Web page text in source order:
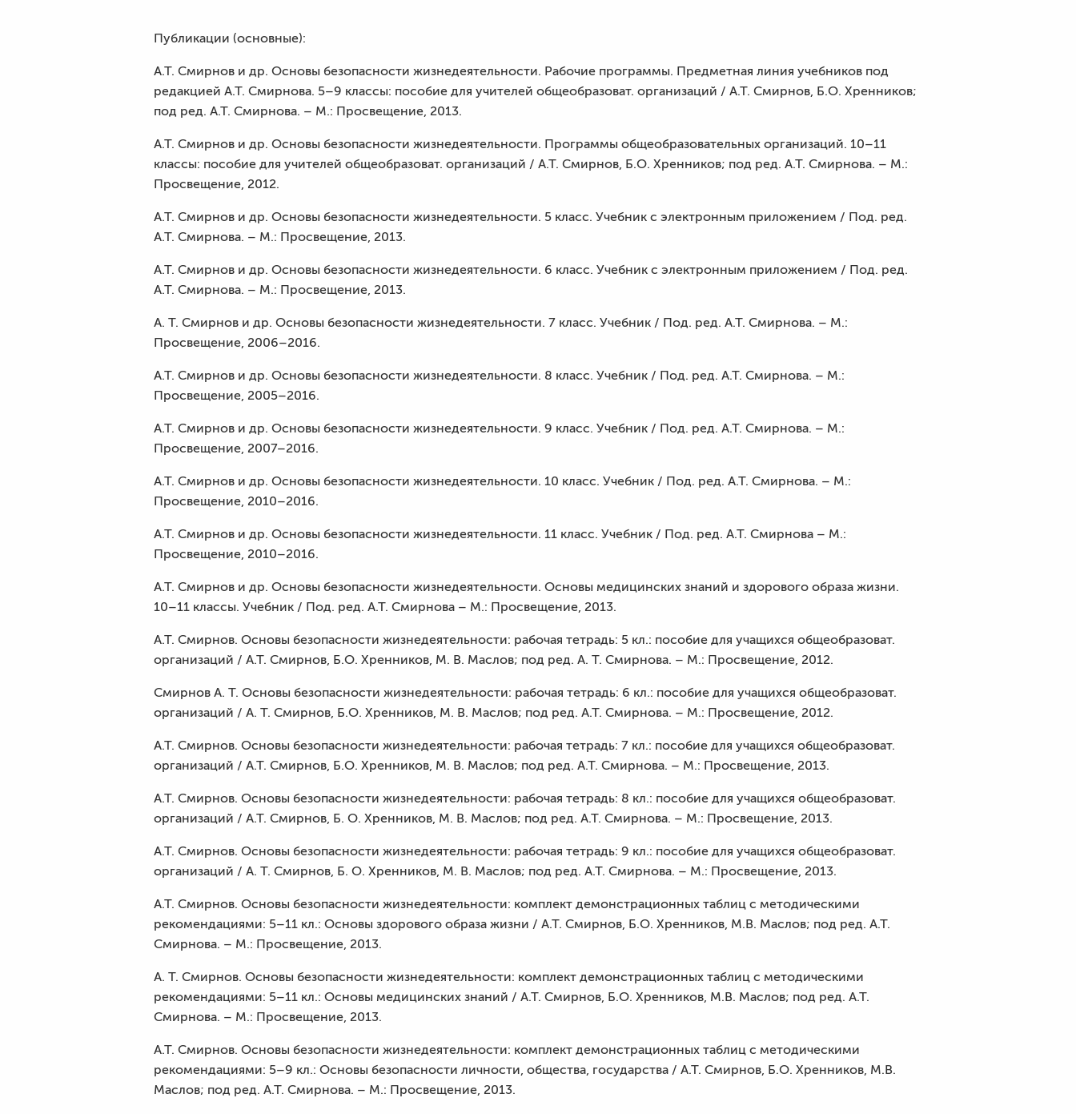
Публикации (основные):
А.Т. Смирнов и др. Основы безопасности жизнедеятельности. Рабочие программы. Предметная линия учебников под
редакцией А.Т. Смирнова. 5–9 классы: пособие для учителей общеобразоват. организаций / А.Т. Смирнов, Б.О. Хренников;
под ред. А.Т. Смирнова. – М.: Просвещение, 2013.
А.Т. Смирнов и др. Основы безопасности жизнедеятельности. Программы общеобразовательных организаций. 10–11
классы: пособие для учителей общеобразоват. организаций / А.Т. Смирнов, Б.О. Хренников; под ред. А.Т. Смирнова. – М.:
Просвещение, 2012.
А.Т. Смирнов и др. Основы безопасности жизнедеятельности. 5 класс. Учебник с электронным приложением / Под. ред.
А.Т. Смирнова. – М.: Просвещение, 2013.
А.Т. Смирнов и др. Основы безопасности жизнедеятельности. 6 класс. Учебник с электронным приложением / Под. ред.
А.Т. Смирнова. – М.: Просвещение, 2013.
А. Т. Смирнов и др. Основы безопасности жизнедеятельности. 7 класс. Учебник / Под. ред. А.Т. Смирнова. – М.:
Просвещение, 2006–2016.
А.Т. Смирнов и др. Основы безопасности жизнедеятельности. 8 класс. Учебник / Под. ред. А.Т. Смирнова. – М.:
Просвещение, 2005–2016.
А.Т. Смирнов и др. Основы безопасности жизнедеятельности. 9 класс. Учебник / Под. ред. А.Т. Смирнова. – М.:
Просвещение, 2007–2016.
А.Т. Смирнов и др. Основы безопасности жизнедеятельности. 10 класс. Учебник / Под. ред. А.Т. Смирнова. – М.:
Просвещение, 2010–2016.
А.Т. Смирнов и др. Основы безопасности жизнедеятельности. 11 класс. Учебник / Под. ред. А.Т. Смирнова – М.:
Просвещение, 2010–2016.
А.Т. Смирнов и др. Основы безопасности жизнедеятельности. Основы медицинских знаний и здорового образа жизни.
10–11 классы. Учебник / Под. ред. А.Т. Смирнова – М.: Просвещение, 2013.
А.Т. Смирнов. Основы безопасности жизнедеятельности: рабочая тетрадь: 5 кл.: пособие для учащихся общеобразоват.
организаций / А.Т. Смирнов, Б.О. Хренников, М. В. Маслов; под ред. А. Т. Смирнова. – М.: Просвещение, 2012.
Смирнов А. Т. Основы безопасности жизнедеятельности: рабочая тетрадь: 6 кл.: пособие для учащихся общеобразоват.
организаций / А. Т. Смирнов, Б.О. Хренников, М. В. Маслов; под ред. А.Т. Смирнова. – М.: Просвещение, 2012.
А.Т. Смирнов. Основы безопасности жизнедеятельности: рабочая тетрадь: 7 кл.: пособие для учащихся общеобразоват.
организаций / А.Т. Смирнов, Б.О. Хренников, М. В. Маслов; под ред. А.Т. Смирнова. – М.: Просвещение, 2013.
А.Т. Смирнов. Основы безопасности жизнедеятельности: рабочая тетрадь: 8 кл.: пособие для учащихся общеобразоват.
организаций / А.Т. Смирнов, Б. О. Хренников, М. В. Маслов; под ред. А.Т. Смирнова. – М.: Просвещение, 2013.
А.Т. Смирнов. Основы безопасности жизнедеятельности: рабочая тетрадь: 9 кл.: пособие для учащихся общеобразоват.
организаций / А. Т. Смирнов, Б. О. Хренников, М. В. Маслов; под ред. А.Т. Смирнова. – М.: Просвещение, 2013.
А.Т. Смирнов. Основы безопасности жизнедеятельности: комплект демонстрационных таблиц с методическими
рекомендациями: 5–11 кл.: Основы здорового образа жизни / А.Т. Смирнов, Б.О. Хренников, М.В. Маслов; под ред. А.Т.
Смирнова. – М.: Просвещение, 2013.
А. Т. Смирнов. Основы безопасности жизнедеятельности: комплект демонстрационных таблиц с методическими
рекомендациями: 5–11 кл.: Основы медицинских знаний / А.Т. Смирнов, Б.О. Хренников, М.В. Маслов; под ред. А.Т.
Смирнова. – М.: Просвещение, 2013.
А.Т. Смирнов. Основы безопасности жизнедеятельности: комплект демонстрационных таблиц с методическими
рекомендациями: 5–9 кл.: Основы безопасности личности, общества, государства / А.Т. Смирнов, Б.О. Хренников, М.В.
Маслов; под ред. А.Т. Смирнова. – М.: Просвещение, 2013.